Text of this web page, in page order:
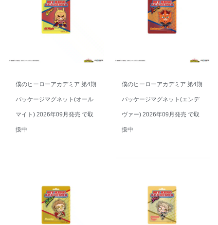
僕のヒーローアカデミア 第4期
パッケージマグネット(オール
マイト) 2026年09月発売 で取
扱中
僕のヒーローアカデミア 第4期
パッケージマグネット(エンデ
ヴァー) 2026年09月発売 で取
扱中